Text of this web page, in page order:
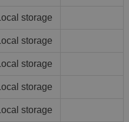
Local storage
Local storage
Local storage
Local storage
Local storage